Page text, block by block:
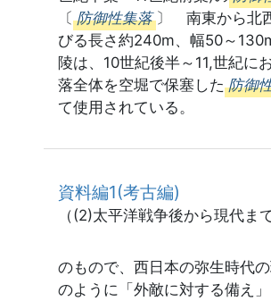
〔 防御性集落 〕 南東から北
びる長さ約240m、幅50～
陵は、10世紀後半～11,世紀に
落全体を空堀で保塞した 防御
て使用されている。
資料編1(考古編)
（(2)太平洋戦争後から現代まで
のもので、西日本の弥生時代
のように「外敵に対する備え